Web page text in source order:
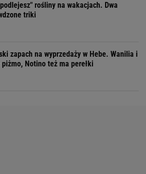
rośliny na wakacjach. Dwa
triki
zapach na wyprzedaży w Hebe. Wanilia i
piżmo, Notino też ma perełki